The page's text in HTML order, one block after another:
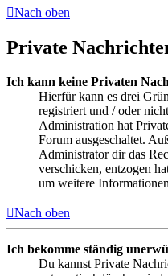
Nach oben
Private
Ich kann keine Privaten
Hierfür kann es drei
registriert und / oder
Administration hat
Forum ausgeschaltet.
Administrator dir das
verschicken, entzogen
um weitere
Nach oben
Ich bekomme ständig
Du kannst Private